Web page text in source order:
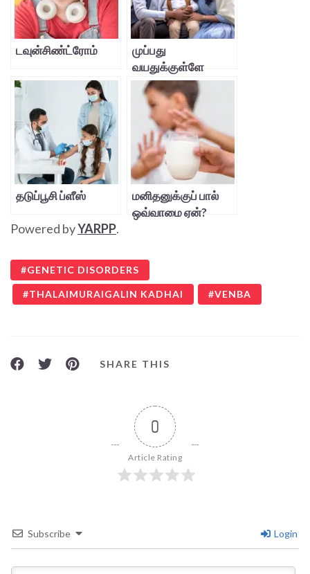
டவுன்சிண்ட்ரோம்
முப்பது
வயதுக்குள்ளே
குழந்தையா?
தடுப்பூசி ப்ளீஸ்
மனிதனுக்குப் பால்
ஒவ்வாமை ஏன்?
Powered byYARPP.
GENETIC DISORDERS
THALAIMURAIGALIN KADHAI VENBA
SHARE THIS
0
Article Rating
Subscribe Login